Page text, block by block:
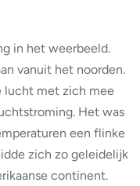
in het weerbeeld.
vanuit het noorden.
lucht met zich mee
Het was
een flinke
zich zo geleidelijk
continent.